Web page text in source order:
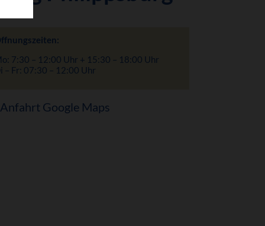
7:30 – 12:00 Uhr + 15:30 – 18:00 Uhr
– Fr: 07:30 – 12:00 Uhr
Anfahrt Google Maps